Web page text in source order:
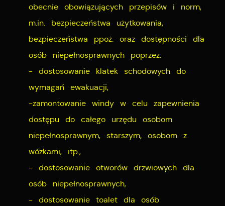
obecnie obowiązujących przepisów i norm,
m.in. bezpieczeństwa użytkowania,
bezpieczeństwa ppoż. oraz dostępności dla
osób niepełnosprawnych poprzez:
- dostosowanie klatek schodowych do
wymagań ewakuacji,
-zamontowanie windy w celu zapewnienia
dostępu do całego urzędu osobom
niepełnosprawnym, starszym, osobom z
wózkami, itp.,
- dostosowanie otworów drzwiowych dla
osób niepełnosprawnych,
- dostosowanie toalet dla osób